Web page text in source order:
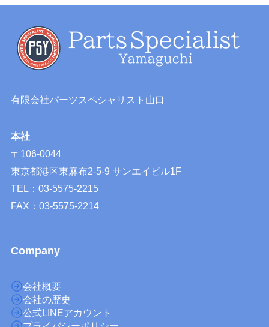
有限会社パーツスペシャリスト山口
本社
〒106-0044
東京都港区東麻布2-5-9 サンエイビル1F
TEL：03-5575-2215
FAX：03-5575-2214
Company
会社概要
会社の歴史
公式LINEアカウント